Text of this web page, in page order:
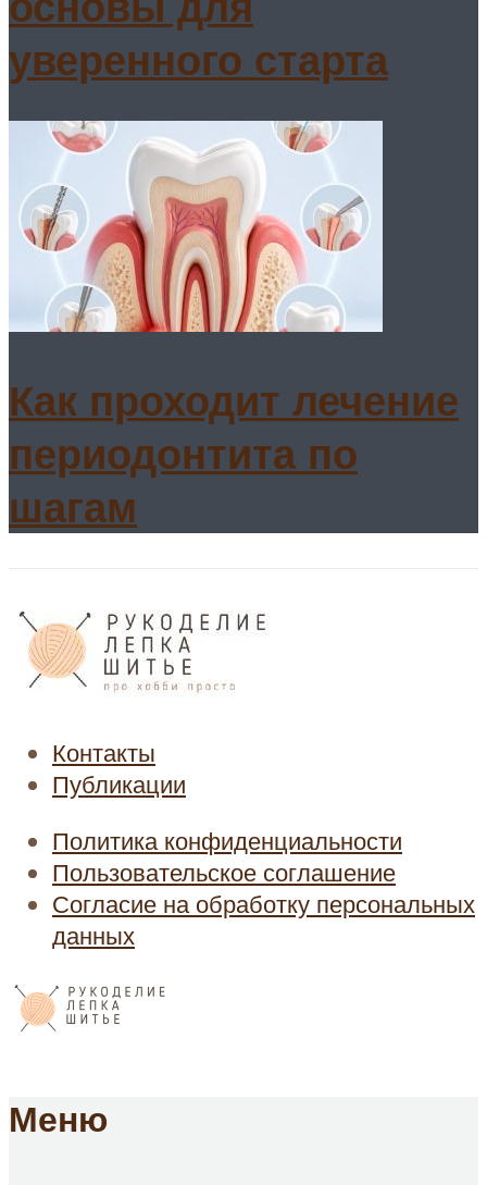
уверенного старта
Как проходит лечение
периодонтита по
шагам
Контакты
Публикации
Политика конфиденциальности
Пользовательское соглашение
Согласие на обработку персональных
данных
Меню